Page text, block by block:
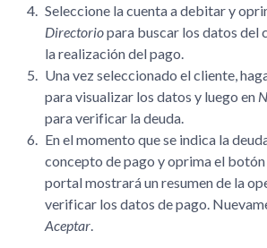
Seleccione la cuenta a debitar y
Directoriopara buscar los datos del
la realización del pago.
Una vez seleccionado el cliente,
para visualizar los datos y luego en
para verificar la deuda.
En el momento que se indica la
concepto de pago y oprima el botón
portal mostrará un resumen de la
verificar los datos de pago.
Aceptar